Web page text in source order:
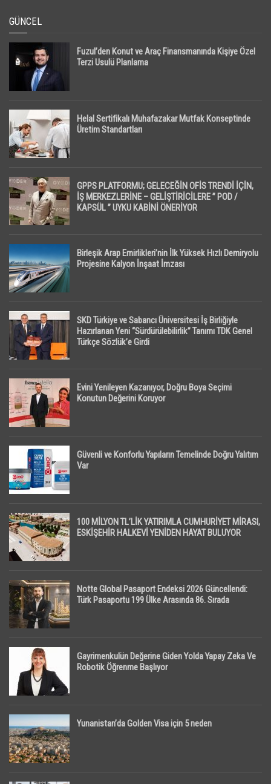
GÜNCEL
Fuzul’den Konut ve Araç Finansmanında Kişiye Özel
Terzi Usulü Planlama
Helal Sertifikalı Muhafazakar Mutfak Konseptinde
Üretim Standartları
GPPS PLATFORMU; GELECEĞİN OFİS TRENDİ İÇİN,
İŞ MERKEZLERİNE – GELİŞTİRİCİLERE ” POD /
KAPSÜL ” UYKU KABİNİ ÖNERİYOR
Birleşik Arap Emirlikleri’nin İlk Yüksek Hızlı Demiryolu
Projesine Kalyon İnşaat İmzası
SKD Türkiye ve Sabancı Üniversitesi İş Birliğiyle
Hazırlanan Yeni “Sürdürülebilirlik” Tanımı TDK Genel
Türkçe Sözlük’e Girdi
Evini Yenileyen Kazanıyor, Doğru Boya Seçimi
Konutun Değerini Koruyor
Güvenli ve Konforlu Yapıların Temelinde Doğru Yalıtım
Var
100 MİLYON TL’LİK YATIRIMLA CUMHURİYET MİRASI,
ESKİŞEHİR HALKEVİ YENİDEN HAYAT BULUYOR
Notte Global Pasaport Endeksi 2026 Güncellendi:
Türk Pasaportu 199 Ülke Arasında 86. Sırada
Gayrimenkulün Değerine Giden Yolda Yapay Zeka Ve
Robotik Öğrenme Başlıyor
Yunanistan’da Golden Visa için 5 neden